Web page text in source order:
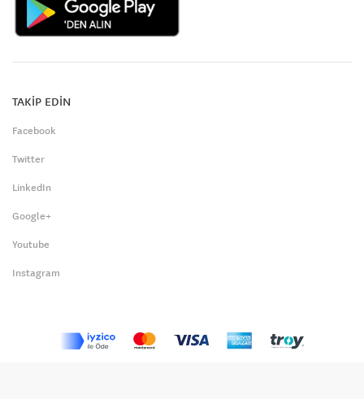
TAKİP EDİN
Facebook
Twitter
LinkedIn
Google+
Youtube
Instagram